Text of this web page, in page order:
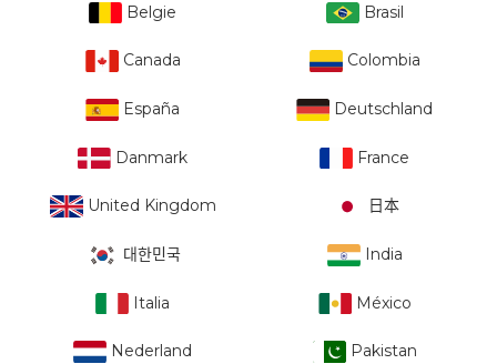
Belgie Brasil
Canada Colombia
España Deutschland
Danmark France
United Kingdom 日本
대한민국 India
Italia México
Nederland Pakistan